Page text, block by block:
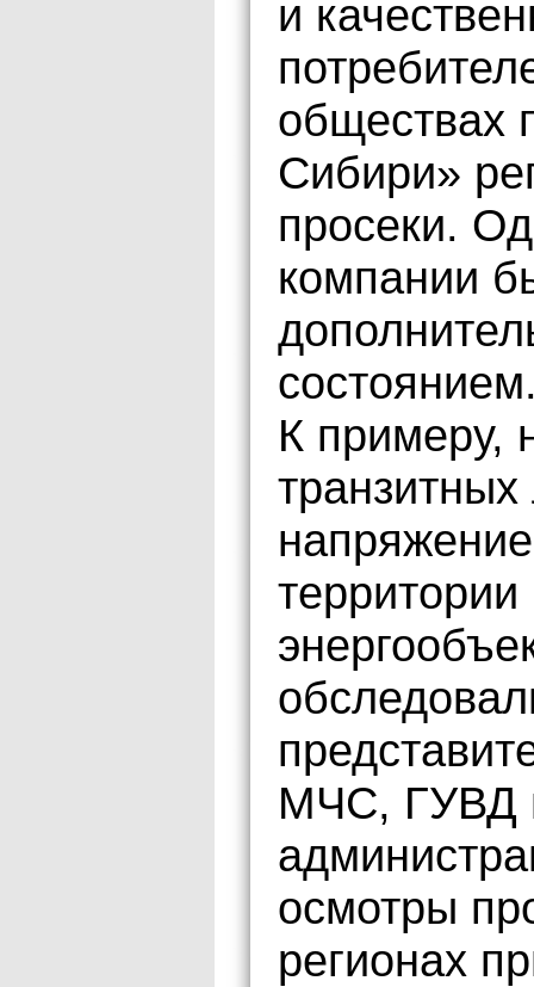
и
обществах
Сибири»
просеки.
компании
К примеру,
МЧС, ГУВД
осмотры
регионах